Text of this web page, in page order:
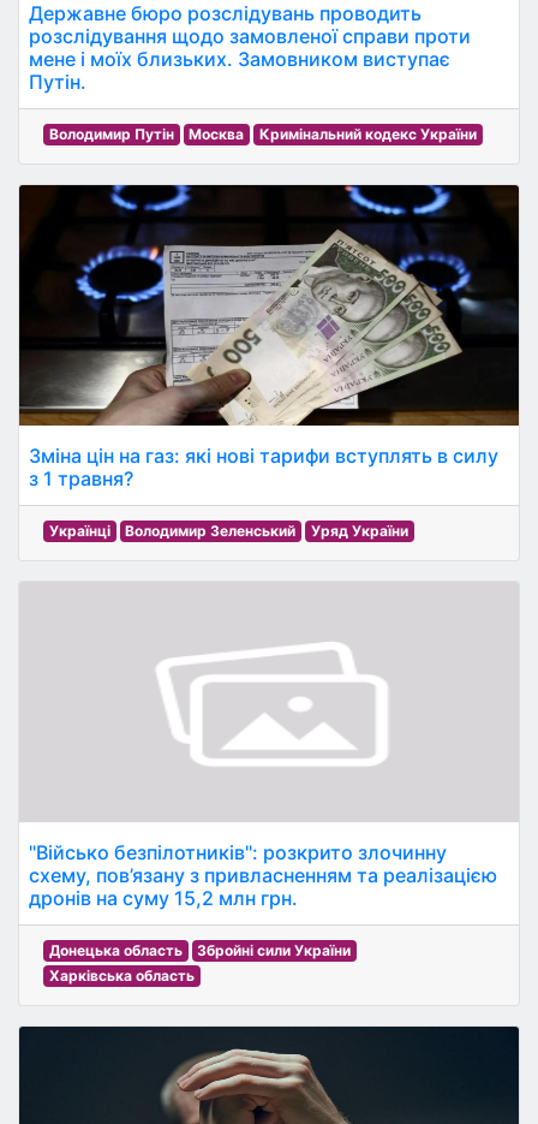
Державне бюро розслідувань проводить
розслідування щодо замовленої справи проти
мене і моїх близьких. Замовником виступає
Путін.
Володимир Путін Москва Кримінальний кодекс України
Зміна цін на газ: які нові тарифи вступлять в силу
з 1 травня?
Українці Володимир Зеленський Уряд України
"Військо безпілотників": розкрито злочинну
схему, пов’язану з привласненням та реалізацією
дронів на суму 15,2 млн грн.
Донецька область
Збройні сили України
Харківська область